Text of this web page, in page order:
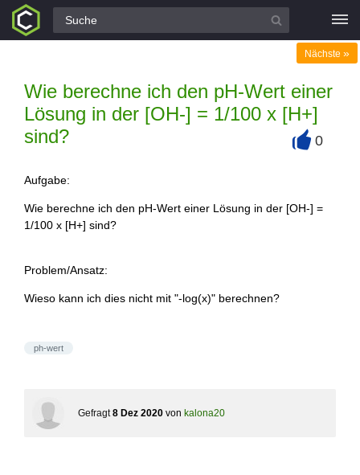
Alle Fragen
Wie berechne ich den pH-Wert einer
Lösung in der [OH-] = 1/100 x [H+]
sind?
Nächste »
0
Aufgabe:
Wie berechne ich den pH-Wert einer Lösung in der [OH-] =
1/100 x [H+] sind?
Problem/Ansatz:
Wieso kann ich dies nicht mit "-log(x)" berechnen?
ph-wert
Gefragt 8 Dez 2020 von kalona20